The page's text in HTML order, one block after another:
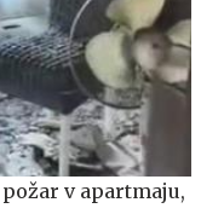
v apartmaju,